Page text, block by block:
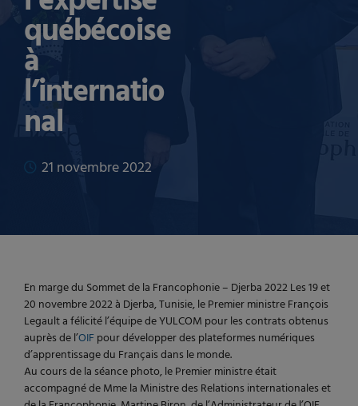
québécoise
à
l’internatio
nal
21 novembre 2022
En marge du Sommet de la Francophonie – Djerba 2022 Les 19 et
20 novembre 2022 à Djerba, Tunisie, le Premier ministre François
Legault a félicité l’équipe de YULCOM pour les contrats obtenus
auprès de l’OIFpour développer des plateformes numériques
d’apprentissage du Français dans le monde.
Au cours de la séance photo, le Premier ministre était
accompagné de Mme la Ministre des Relations internationales et